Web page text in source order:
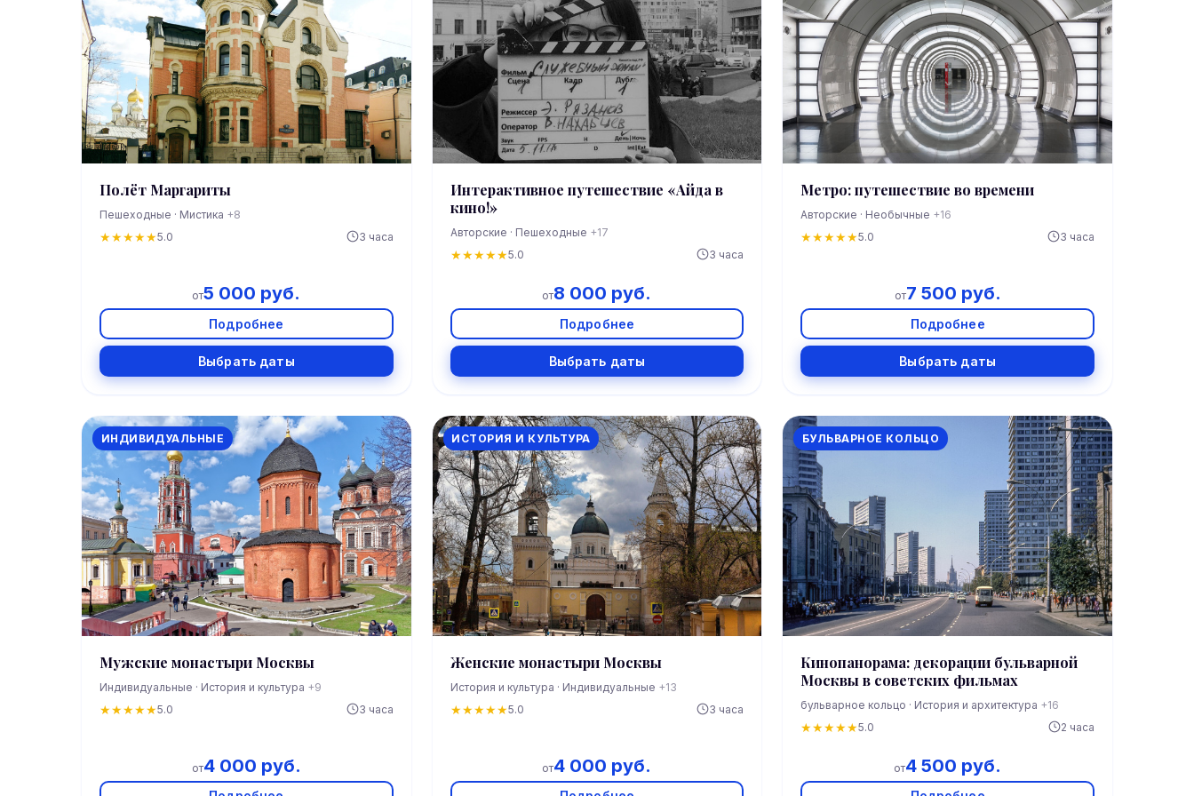
Полёт Маргариты
Пешеходные · Мистика +8
★★★★★5.0 3 часа
от5 000 руб.
Подробнее
Выбрать даты
Интерактивное путешествие «Айда в
кино!»
Авторские · Пешеходные +17
★★★★★5.0 3 часа
от8 000 руб.
Подробнее
Выбрать даты
Метро: путешествие во времени
Авторские · Необычные +16
★★★★★5.0 3 часа
от7 500 руб.
Подробнее
Выбрать даты
ИНДИВИДУАЛЬНЫЕ
Мужские монастыри Москвы
Индивидуальные · История и культура +9
★★★★★5.0 3 часа
от4 000 руб.
ИСТОРИЯ И КУЛЬТУРА
Женские монастыри Москвы
История и культура · Индивидуальные +13
★★★★★5.0 3 часа
от4 000 руб.
БУЛЬВАРНОЕ КОЛЬЦО
Кинопанорама: декорации бульварной
Москвы в советских фильмах
бульварное кольцо · История и архитектура +16
★★★★★5.0 2 часа
от4 500 руб.